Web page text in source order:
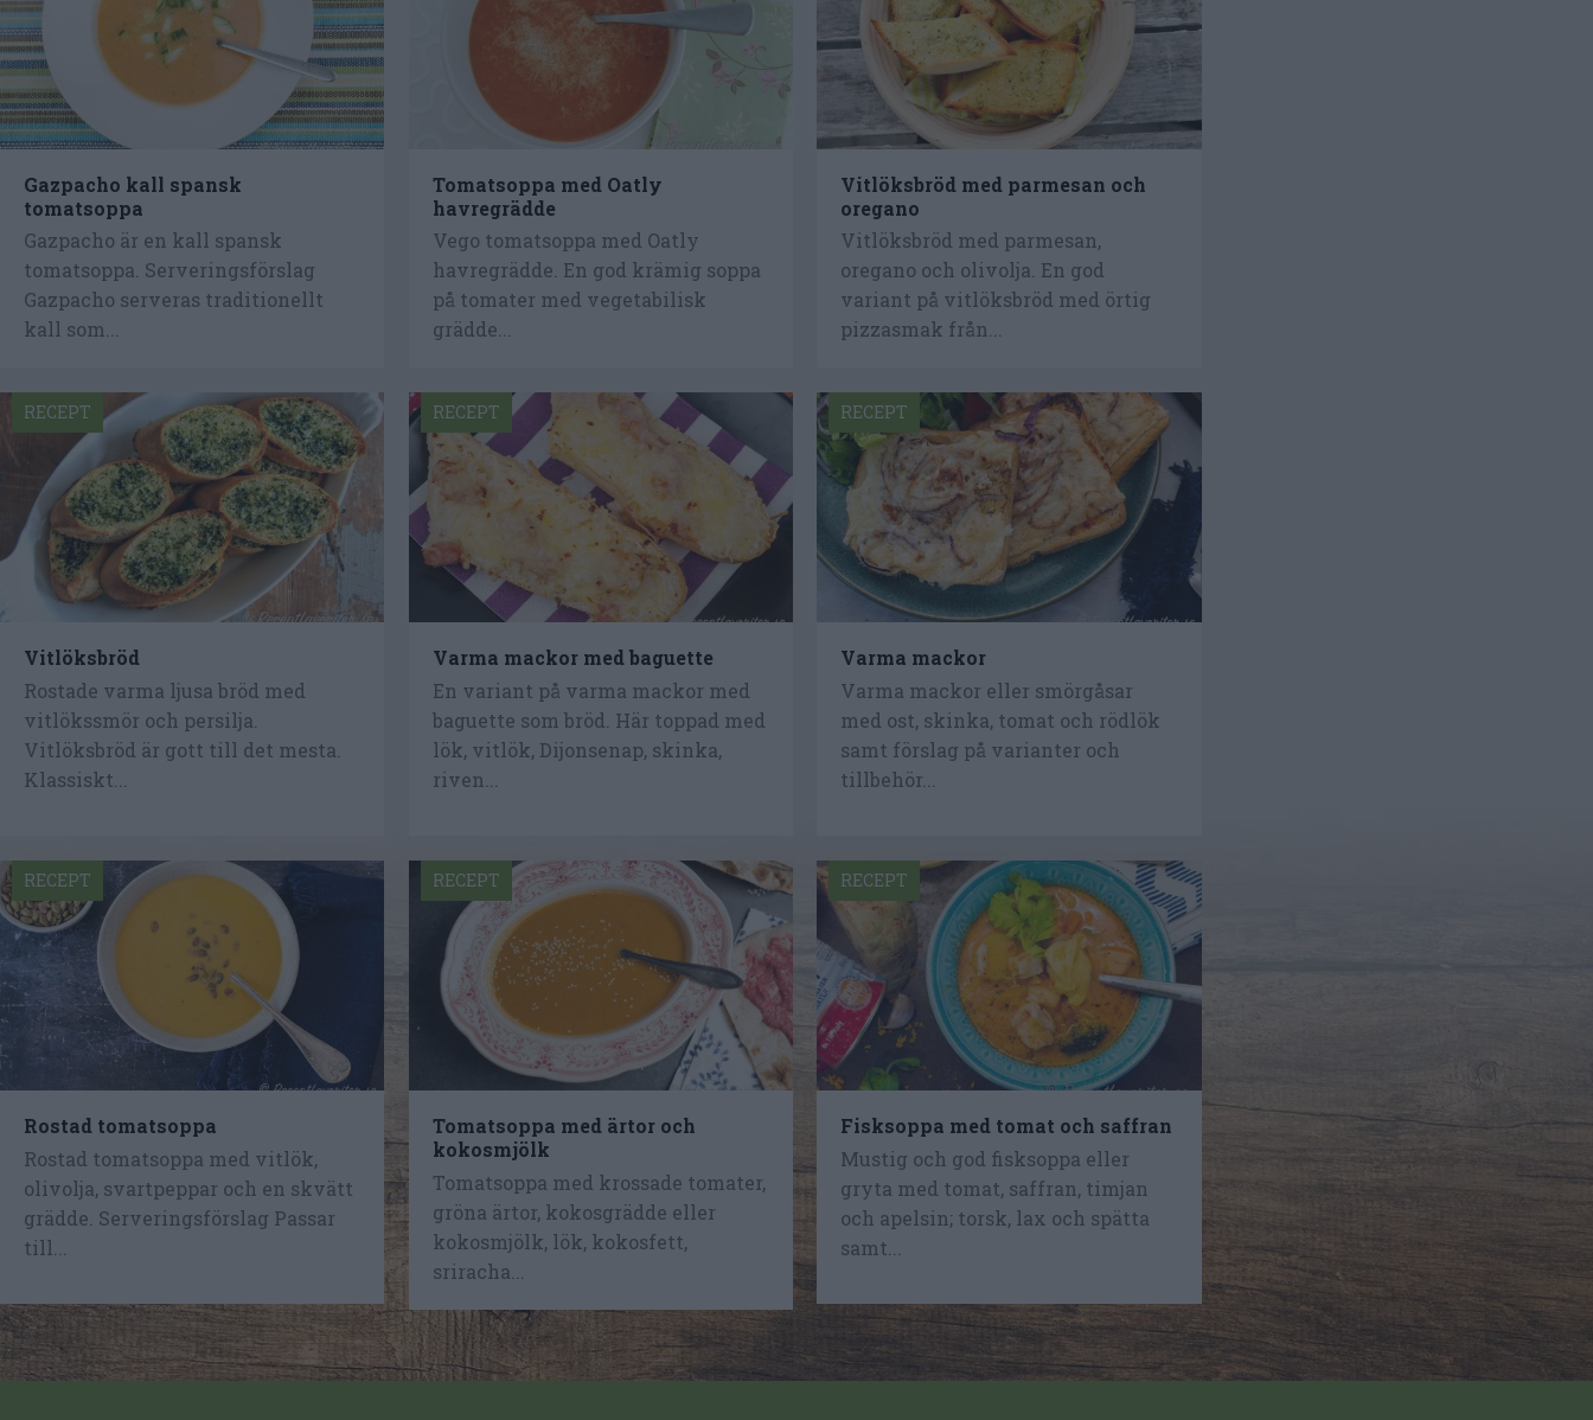
Gazpacho kall spansk
tomatsoppa
Gazpacho är en kall spansk
tomatsoppa. Serveringsförslag
Gazpacho serveras traditionellt
kall som...
Tomatsoppa med Oatly
havregrädde
Vego tomatsoppa med Oatly
havregrädde. En god krämig soppa
på tomater med vegetabilisk
grädde...
Vitlöksbröd med parmesan och
oregano
Vitlöksbröd med parmesan,
oregano och olivolja. En god
variant på vitlöksbröd med örtig
pizzasmak från...
Vitlöksbröd
Rostade varma ljusa bröd med
vitlökssmör och persilja.
Vitlöksbröd är gott till det mesta.
Klassiskt...
RECEPT
Varma mackor med baguette
En variant på varma mackor med
baguette som bröd. Här toppad med
lök, vitlök, Dijonsenap, skinka,
riven...
RECEPT
Varma mackor
Varma mackor eller smörgåsar
med ost, skinka, tomat och rödlök
samt förslag på varianter och
tillbehör...
RECEPT
Rostad tomatsoppa
Rostad tomatsoppa med vitlök,
olivolja, svartpeppar och en skvätt
grädde. Serveringsförslag Passar
till...
RECEPT
Tomatsoppa med ärtor och
kokosmjölk
Tomatsoppa med krossade tomater,
gröna ärtor, kokosgrädde eller
kokosmjölk, lök, kokosfett,
sriracha...
RECEPT
Fisksoppa med tomat och saffran
Mustig och god fisksoppa eller
gryta med tomat, saffran, timjan
och apelsin; torsk, lax och spätta
samt...
RECEPT